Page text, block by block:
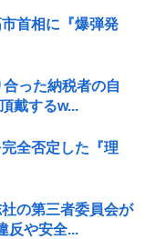
首相に『爆弾発
った納税者の自
戴するw...
全否定した『理
の第三者委員会が
反や安全...